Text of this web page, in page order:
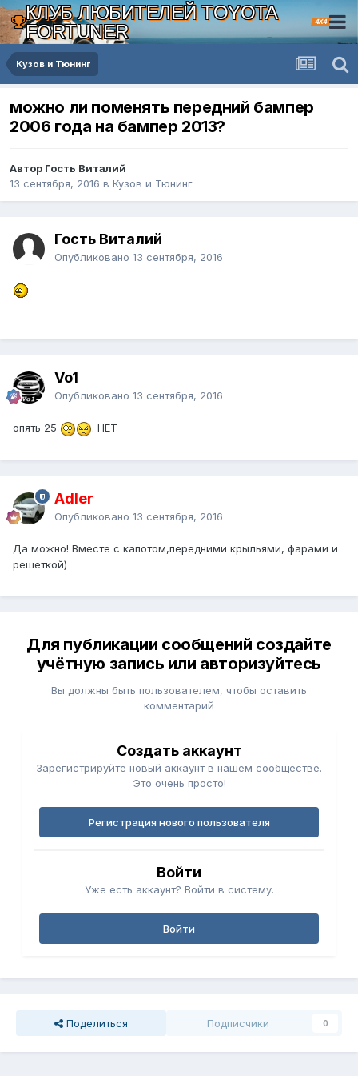
КЛУБ ЛЮБИТЕЛЕЙ TOYOTA
FORTUNER
4X4
Кузов и Тюнинг
можно ли поменять передний бампер
2006 года на бампер 2013?
Автор Гость Виталий
13 сентября, 2016 в Кузов и Тюнинг
Гость Виталий
Опубликовано 13 сентября, 2016
Vo1
Опубликовано 13 сентября, 2016
опять 25 . НЕТ
Adler
Опубликовано 13 сентября, 2016
Да можно! Вместе с капотом,передними крыльями, фарами и
решеткой)
Для публикации сообщений создайте
учётную запись или авторизуйтесь
Вы должны быть пользователем, чтобы оставить
комментарий
Создать аккаунт
Зарегистрируйте новый аккаунт в нашем сообществе.
Это очень просто!
Регистрация нового пользователя
Войти
Уже есть аккаунт? Войти в систему.
Войти
Поделиться Подписчики 0